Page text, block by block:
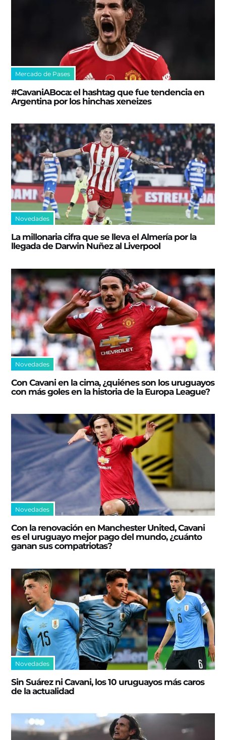
Mercado de Pases
#CavaniABoca: el hashtag que fue tendencia en
Argentina por los hinchas xeneizes
Novedades
La millonaria cifra que se lleva el Almería por la
llegada de Darwin Nuñez al Liverpool
Novedades
Con Cavani en la cima, ¿quiénes son los uruguayos
con más goles en la historia de la Europa League?
Novedades
Con la renovación en Manchester United, Cavani
es el uruguayo mejor pago del mundo, ¿cuánto
ganan sus compatriotas?
Novedades
Sin Suárez ni Cavani, los 10 uruguayos más caros
de la actualidad